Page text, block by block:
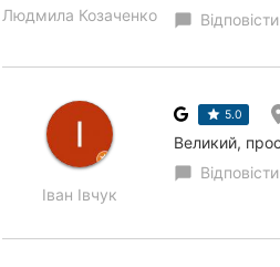
Людмила Козаченко
chat_bubble Відповісти
Іван Івчук
5.0
Великий,
chat_bubble Відповісти